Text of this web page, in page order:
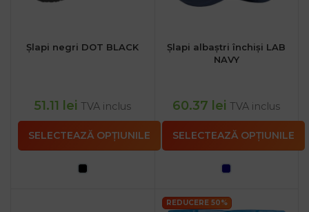
Șlapi negri DOT BLACK
51.11 lei TVA inclus
SELECTEAZĂ OPȚIUNILE
Șlapi albaștri închiși LAB
NAVY
60.37 lei TVA inclus
SELECTEAZĂ OPȚIUNILE
REDUCERE 50%